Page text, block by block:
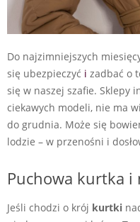
Do najzimniejszych
się ubezpieczyć i zadbać o
się w naszej szafie. Sklepy
ciekawych modeli, nie ma
do grudnia. Może się
lodzie – w przenośni i
Puchowa kurtka i
Jeśli chodzi o krój kurtki